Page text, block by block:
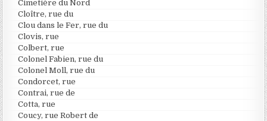
Cimetière du Nord
Cloître, rue du
Clou dans le Fer, rue du
Clovis, rue
Colbert, rue
Colonel Fabien, rue du
Colonel Moll, rue du
Condorcet, rue
Contrai, rue de
Cotta, rue
Coucy, rue Robert de